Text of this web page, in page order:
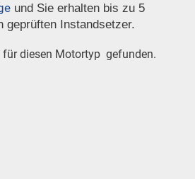
und Sie erhalten bis zu 5
geprüften Instandsetzer.
für diesen Motortyp gefunden.